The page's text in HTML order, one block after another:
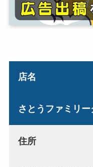
店名
さとうファミリー
住所